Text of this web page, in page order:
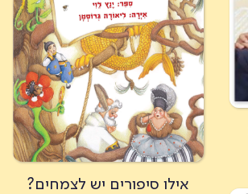
אילו סיפורים יש לצמחים?